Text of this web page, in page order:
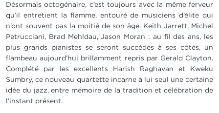
Désormais octogénaire, c’est toujours avec la même ferveur
qu’il entretient la flamme, entouré de musiciens d’élite qui
n’ont souvent pas la moitié de son âge. Keith Jarrett, Michel
Petrucciani, Brad Mehldau, Jason Moran : au fil des ans, les
plus grands pianistes se seront succédés à ses côtés, un
flambeau aujourd’hui brillamment repris par Gerald Clayton.
Complété par les excellents Harish Raghavan et Kweku
Sumbry, ce nouveau quartette incarne à lui seul une certaine
idée du jazz, entre mémoire de la tradition et célébration de
l’instant présent.